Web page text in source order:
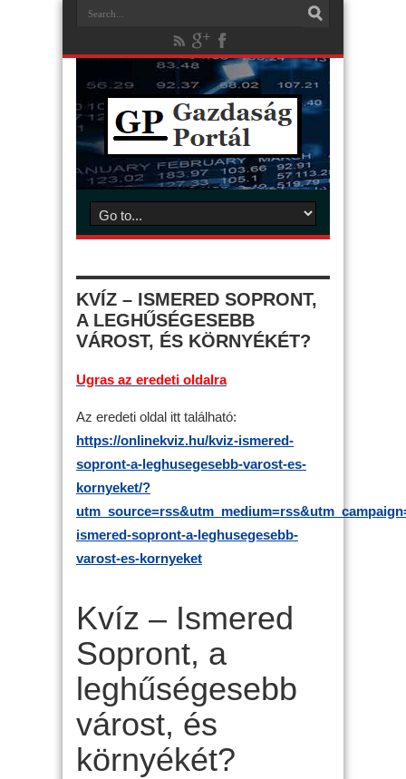
KVÍZ – ISMERED SOPRONT,
A LEGHŰSÉGESEBB
VÁROST, ÉS KÖRNYÉKÉT?
Ugras az eredeti oldalra
Az eredeti oldal itt található:
https://onlinekviz.hu/kviz-ismered-
sopront-a-leghusegesebb-varost-es-
kornyeket/?
ismered-sopront-a-leghusegesebb-
varost-es-kornyeket
Kvíz – Ismered
Sopront, a
leghűségesebb
várost, és
környékét?